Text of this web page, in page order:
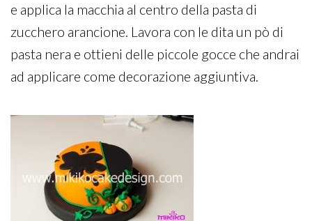
e applica la macchia al centro della pasta di
zucchero arancione. Lavora con le dita un pò di
pasta nera e ottieni delle piccole gocce che andrai
ad applicare come decorazione aggiuntiva.